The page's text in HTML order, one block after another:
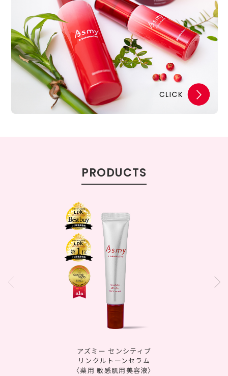
PRODUCTS
アズミー センシティブ
リンクルトーンセラム
〈薬用 敏感肌用美容液〉